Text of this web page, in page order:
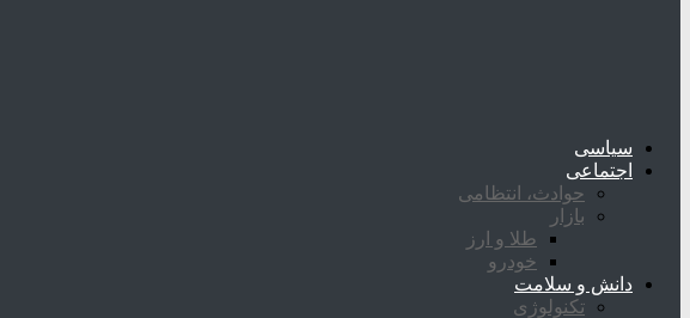
سیاسی
اجتماعی
حوادث، انتظامی
بازار
طلا و ارز
خودرو
دانش و سلامت
تکنولوژی